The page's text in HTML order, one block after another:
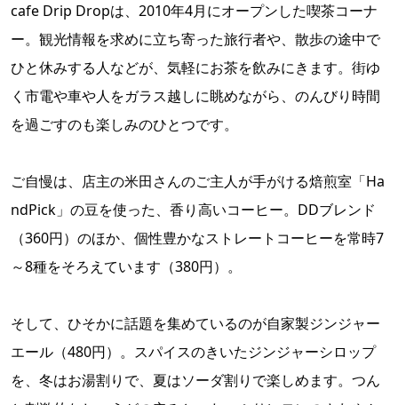
cafe Drip Dropは、2010年4月にオープンした喫茶コーナ
ー。観光情報を求めに立ち寄った旅行者や、散歩の途中で
ひと休みする人などが、気軽にお茶を飲みにきます。街ゆ
く市電や車や人をガラス越しに眺めながら、のんびり時間
を過ごすのも楽しみのひとつです。
ご自慢は、店主の米田さんのご主人が手がける焙煎室「Ha
ndPick」の豆を使った、香り高いコーヒー。DDブレンド
（360円）のほか、個性豊かなストレートコーヒーを常時7
～8種をそろえています（380円）。
そして、ひそかに話題を集めているのが自家製ジンジャー
エール（480円）。スパイスのきいたジンジャーシロップ
を、冬はお湯割りで、夏はソーダ割りで楽しめます。つん